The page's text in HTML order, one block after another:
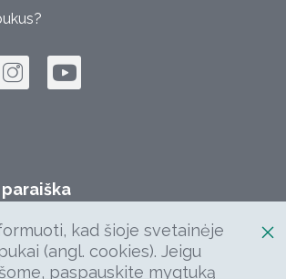
kad šioje svetainėje
(angl. cookies). Jeigu
paspauskite mygtuką